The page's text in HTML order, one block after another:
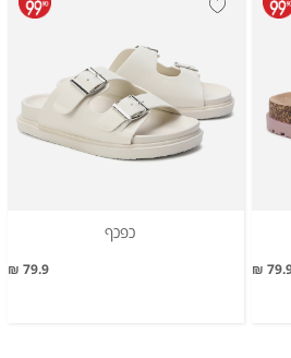
79.9
כפכף
79.9 ₪